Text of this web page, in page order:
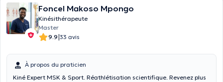
Foncel Makoso Mpongo
Kinésithérapeute
Master
9.9|33 avis
À propos du praticien
​Kiné Expert MSK & Sport. Réathlétisation scientifique. Revenez plus